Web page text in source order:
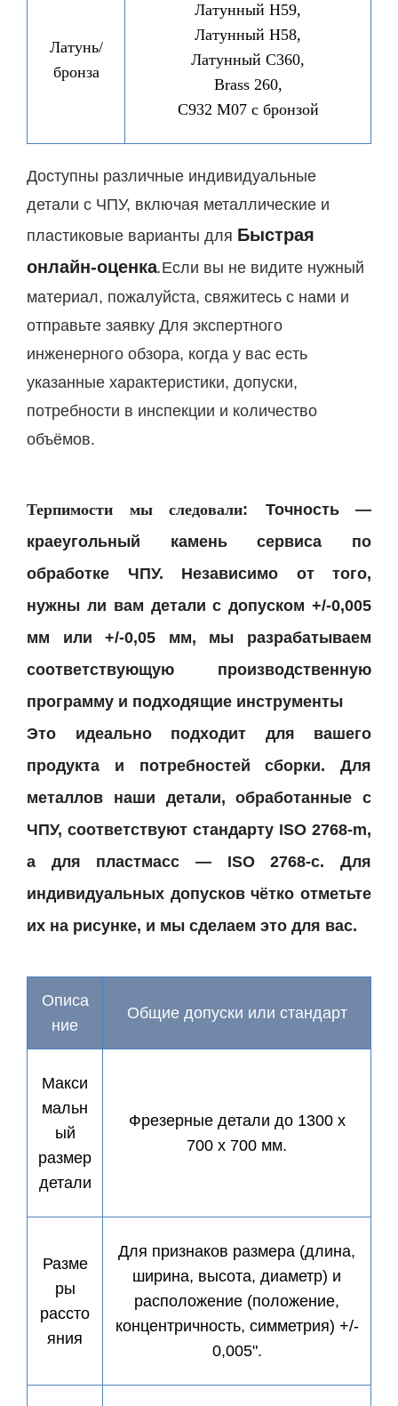
Латунь/
бронза
Латунный H59,
Латунный H58,
Латунный C360,
Brass 260,
C932 M07 с бронзой
Доступны различные индивидуальные
детали с ЧПУ, включая металлические и
пластиковые варианты для Быстрая
онлайн-оценка.Если вы не видите нужный
материал, пожалуйста, свяжитесь с нами и
отправьте заявку Для экспертного
инженерного обзора, когда у вас есть
указанные характеристики, допуски,
потребности в инспекции и количество
объёмов.
Терпимости мы следовали:
Точность —
краеугольный камень сервиса по
обработке ЧПУ. Независимо от того,
нужны ли вам детали с допуском +/-0,005
мм или +/-0,05 мм, мы разрабатываем
соответствующую производственную
программу и подходящие инструменты
Это идеально подходит для вашего
продукта и потребностей сборки. Для
металлов наши детали, обработанные с
ЧПУ, соответствуют стандарту ISO 2768-m,
а для пластмасс — ISO 2768-c. Для
индивидуальных допусков чётко отметьте
их на рисунке, и мы сделаем это для вас.
Описа
ние
Общие допуски или стандарт
Макси
мальн
ый
размер
детали
Фрезерные детали до 1300 x
700 x 700 мм.
Разме
ры
рассто
яния
Для признаков размера (длина,
ширина, высота, диаметр) и
расположение (положение,
концентричность, симметрия) +/-
0,005".